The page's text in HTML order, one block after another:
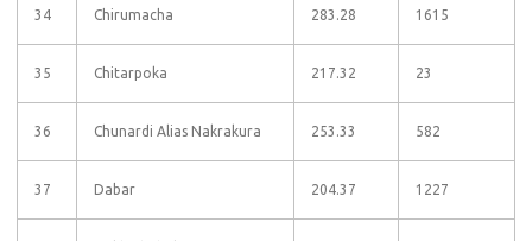
34 Chirumacha 283.28 1615
35 Chitarpoka 217.32 23
36 Chunardi Alias Nakrakura 253.33 582
37 Dabar 204.37 1227